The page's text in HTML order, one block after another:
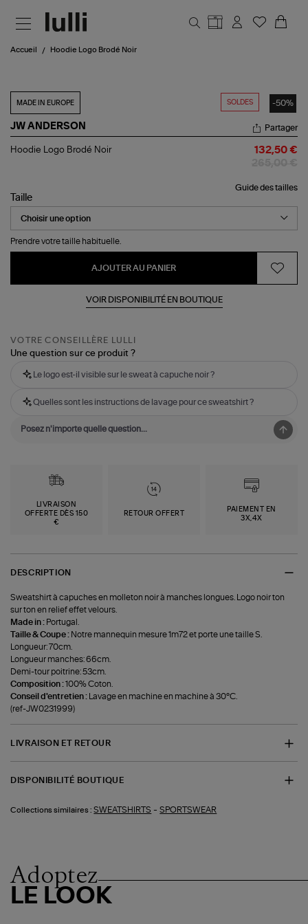
Accueil Hoodie Logo Brodé Noir
SOLDES -50%
MADE IN EUROPE
JW ANDERSON
Hoodie
Partager
Hoodie Logo Brodé Noir 132,50 €
Guide des tailles
Taille
Prendre votre taille habituelle.
AJOUTER AU PANIER
VOIR DISPONIBILITÉ EN BOUTIQUE
VOTRE CONSEILLÈRE LULLI
Une question sur ce produit ?
Le logo est-il visible sur le sweat à capuche noir ?
Quelles sont les instructions de lavage pour ce sweatshirt ?
LIVRAISON
OFFERTE DÈS 150
€
RETOUR OFFERT
PAIEMENT EN
3X,4X
DESCRIPTION
Sweatshirt à capuches en molleton noir à manches longues. Logo noir ton
sur ton en relief effet velours.
Made in : Portugal.
Taille & Coupe : Notre mannequin mesure 1m72 et porte une taille S.
Longueur: 70cm.
Longueur manches: 66cm.
Demi-tour poitrine: 53cm.
Composition :100% Coton.
Conseil d'entretien : Lavage en machine en machine à 30°C.
(ref-JW0231999)
LIVRAISON ET RETOUR
DISPONIBILITÉ BOUTIQUE
Collections similaires : SWEATSHIRTS -SPORTSWEAR
Adoptez
LE LOOK